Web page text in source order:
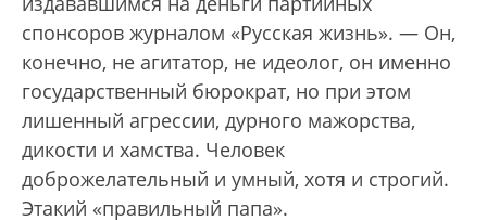
спонсоров журналом «Русская жизнь». — Он,
конечно, не агитатор, не идеолог, он именно
государственный бюрократ, но при этом
лишенный агрессии, дурного мажорства,
дикости и хамства. Человек
доброжелательный и умный, хотя и строгий.
Этакий «правильный папа».